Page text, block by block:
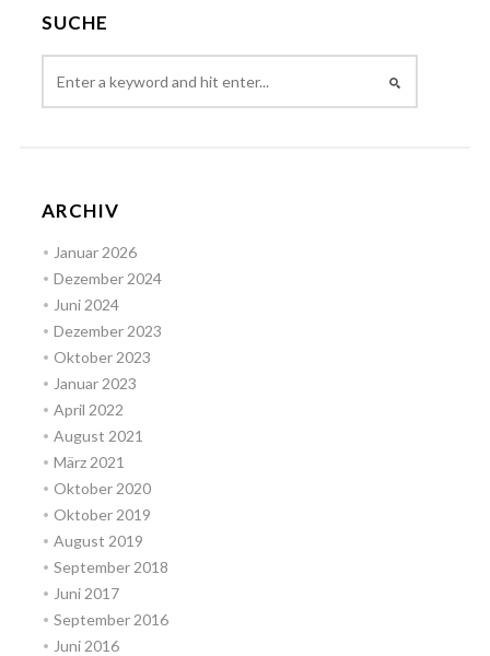
SUCHE
ARCHIV
Januar 2026
Dezember 2024
Juni 2024
Dezember 2023
Oktober 2023
Januar 2023
April 2022
August 2021
März 2021
Oktober 2020
Oktober 2019
August 2019
September 2018
Juni 2017
September 2016
Juni 2016